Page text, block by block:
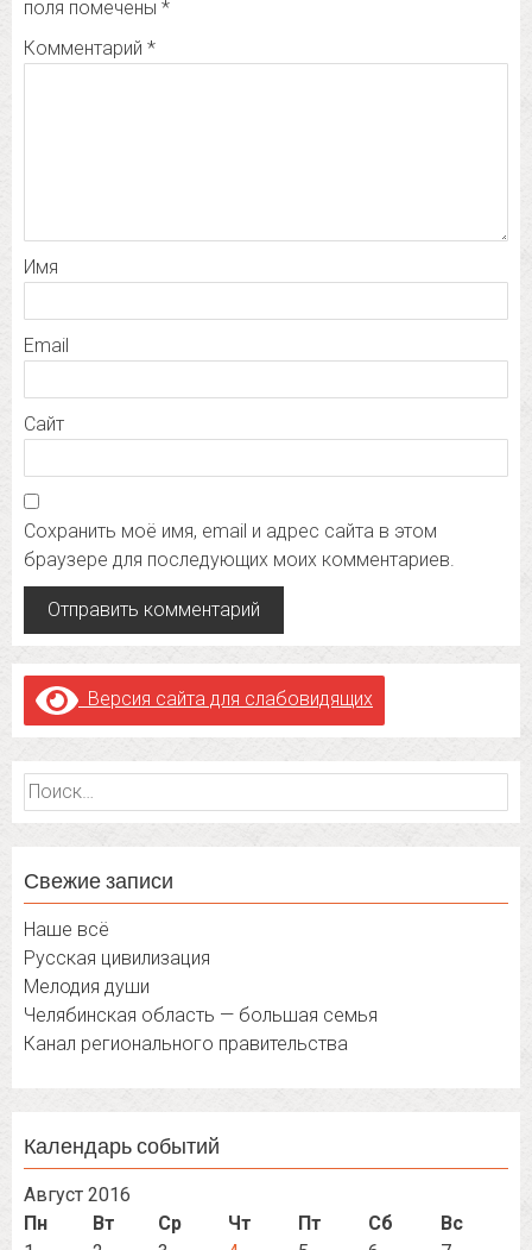
поля помечены *
Комментарий *
Имя
Email
Сайт
Сохранить моё имя, email и адрес сайта в этом
браузере для последующих моих комментариев.
Версия сайта для слабовидящих
Найти:
Свежие записи
Наше всё
Русская цивилизация
Мелодия души
Челябинская область — большая семья
Канал регионального правительства
Календарь событий
Август 2016
Пн
Вт Ср Чт Пт Сб
Вс